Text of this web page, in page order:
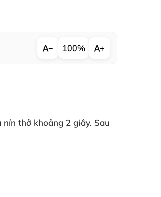
− 100% +
nín thở khoảng 2 giây. Sau